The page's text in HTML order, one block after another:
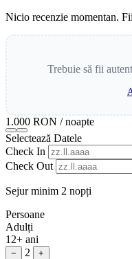
Nicio recenzie momentan.
Trebuie să fii
1.000 RON / noapte
Selectează Datele
Check In
Check Out
Sejur minim 2 nopți
Persoane
Adulți
12+ ani
− 2 +